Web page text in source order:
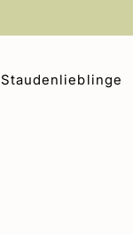
Staudenlieblinge